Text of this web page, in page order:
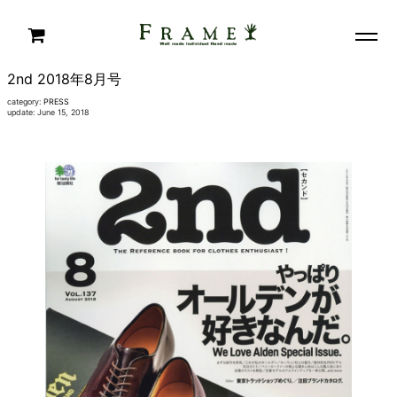
2nd 2018年8月号
category: PRESS
update: June 15, 2018